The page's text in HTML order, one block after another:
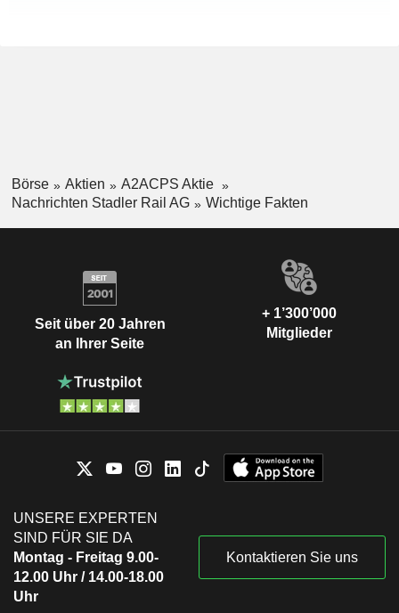
Börse Aktien
A2ACPS Aktie
Nachrichten Stadler Rail AG
Wichtige Fakten
Seit über 20 Jahren
an Ihrer Seite
+ 1’300’000
Mitglieder
UNSERE EXPERTEN
SIND FÜR SIE DA
Montag - Freitag 9.00-
12.00 Uhr / 14.00-18.00
Uhr
Kontaktieren Sie uns